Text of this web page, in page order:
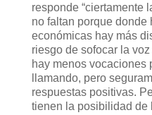
responde “ciertamente
no faltan porque
económicas hay más
riesgo de sofocar la
hay menos vocaciones
llamando, pero
respuestas positivas.
tienen la posibilidad de